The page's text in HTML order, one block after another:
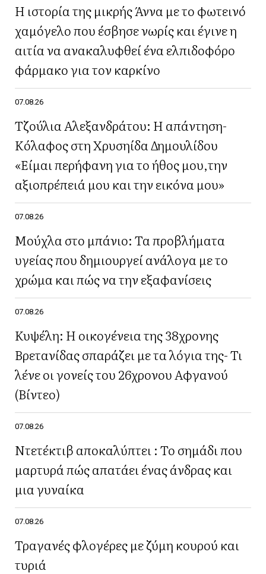
Η ιστορία της μικρής Άννα με το φωτεινό
χαμόγελο που έσβησε νωρίς και έγινε η
αιτία να ανακαλυφθεί ένα ελπιδοφόρο
φάρμακο για τον καρκίνο
07.08.26
Τζούλια Αλεξανδράτου: Η απάντηση-
Κόλαφος στη Χρυσηίδα Δημουλίδου
«Είμαι περήφανη για το ήθος μου,την
αξιοπρέπειά μου και την εικόνα μου»
07.08.26
Μούχλα στο μπάνιο: Τα προβλήματα
υγείας που δημιουργεί ανάλογα με το
χρώμα και πώς να την εξαφανίσεις
07.08.26
Κυψέλη: Η οικογένεια της 38χρονης
Βρετανίδας σπαράζει με τα λόγια της- Τι
λένε οι γονείς του 26χρονου Αφγανού
(Βίντεο)
07.08.26
Ντετέκτιβ αποκαλύπτει : Το σημάδι που
μαρτυρά πώς απατάει ένας άνδρας και
μια γυναίκα
07.08.26
Τραγανές φλογέρες με ζύμη κουρού και
τυριά